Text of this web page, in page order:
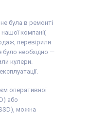
була в ремонті
компанії,
перевірили
було необхідно —
кулери.
оперативної
або
можна